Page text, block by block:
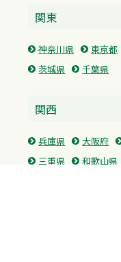
関東
神奈川県 東京都
茨城県
千葉県
関西
兵庫県 大阪府
三重県
和歌山県